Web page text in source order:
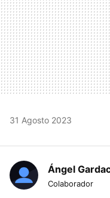
31 Agosto 2023
Ángel
Colaborador